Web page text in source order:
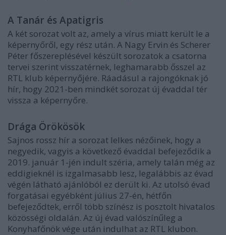
A Tanár és Apatigris
A két sorozat volt az, amely a vírus miatt került le a
képernyőről, egy rész után. A Nagy Ervin és Scherer
Péter főszereplésével készült sorozatok a csatorna
tervei szerint visszatérnek, leghamarabb ősszel az
RTL klub képernyőjére. Ráadásul a rajongóknak jó
hír, hogy 2021-ben mindkét sorozat új évaddal tér
vissza a képernyőre.
Drága Örökösök
Sajnos rossz hír a sorozat lelkes nézőinek, hogy a
negyedik, vagyis a következő évaddal befejeződik a
2019. január 1-jén indult széria, amely talán még az
eddigieknél is izgalmasabb lesz, legalábbis az évad
végén látható ajánlóból ez derült ki. Az utolsó évad
forgatásai egyébként július 27-én, hétfőn
befejeződtek, erről több színész is posztolt hivatalos
közösségi oldalán. Az új évad valószínűleg a
Konyhafőnök vége után indulhat az RTL klubon.